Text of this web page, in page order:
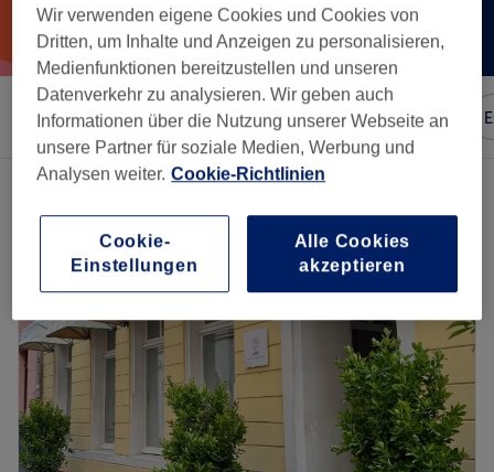
Sortieren nach Besonderheiten Marken Salons
Ein Salon, der anbietet: kryotherapie in Altstadt, Rheinland-Pfalz
Wir verwenden eigene Cookies und Cookies von
Dritten, um Inhalte und Anzeigen zu personalisieren,
Medienfunktionen bereitzustellen und unseren
Datenverkehr zu analysieren. Wir geben auch
Informationen über die Nutzung unserer Webseite an
unsere Partner für soziale Medien, Werbung und
Analysen weiter. Cookie-Richtlinien
Cookie-
Einstellungen
Alle Cookies
akzeptieren